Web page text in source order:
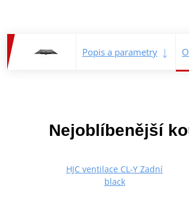
Popis a parametry
Nejoblíbenější
HJC ventilace CL-Y Zadní
black